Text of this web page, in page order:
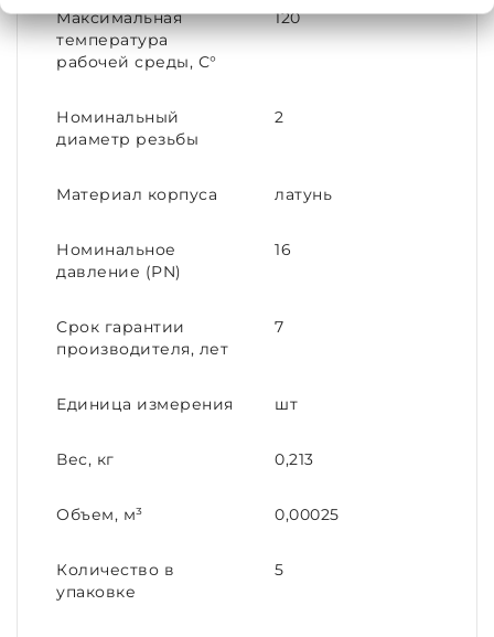
Максимальная
температура
рабочей среды, С°
120
Номинальный
диаметр резьбы
2
Материал корпуса латунь
Номинальное
давление (PN)
16
Срок гарантии
производителя, лет
7
Единица измерения шт
Вес, кг 0,213
Объем, м³ 0,00025
Количество в
упаковке
5